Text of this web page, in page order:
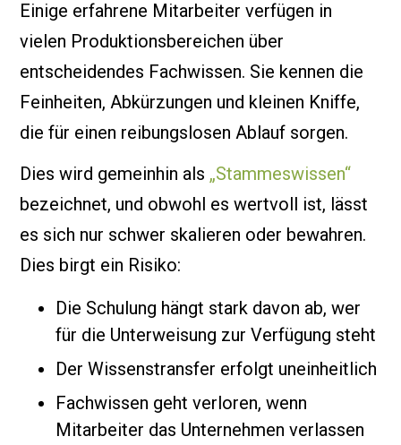
Einige erfahrene Mitarbeiter verfügen in
vielen Produktionsbereichen über
entscheidendes Fachwissen. Sie kennen die
Feinheiten, Abkürzungen und kleinen Kniffe,
die für einen reibungslosen Ablauf sorgen.
Dies wird gemeinhin als „Stammeswissen“
bezeichnet, und obwohl es wertvoll ist, lässt
es sich nur schwer skalieren oder bewahren.
Dies birgt ein Risiko:
Die Schulung hängt stark davon ab, wer
für die Unterweisung zur Verfügung steht
Der Wissenstransfer erfolgt uneinheitlich
Fachwissen geht verloren, wenn
Mitarbeiter das Unternehmen verlassen